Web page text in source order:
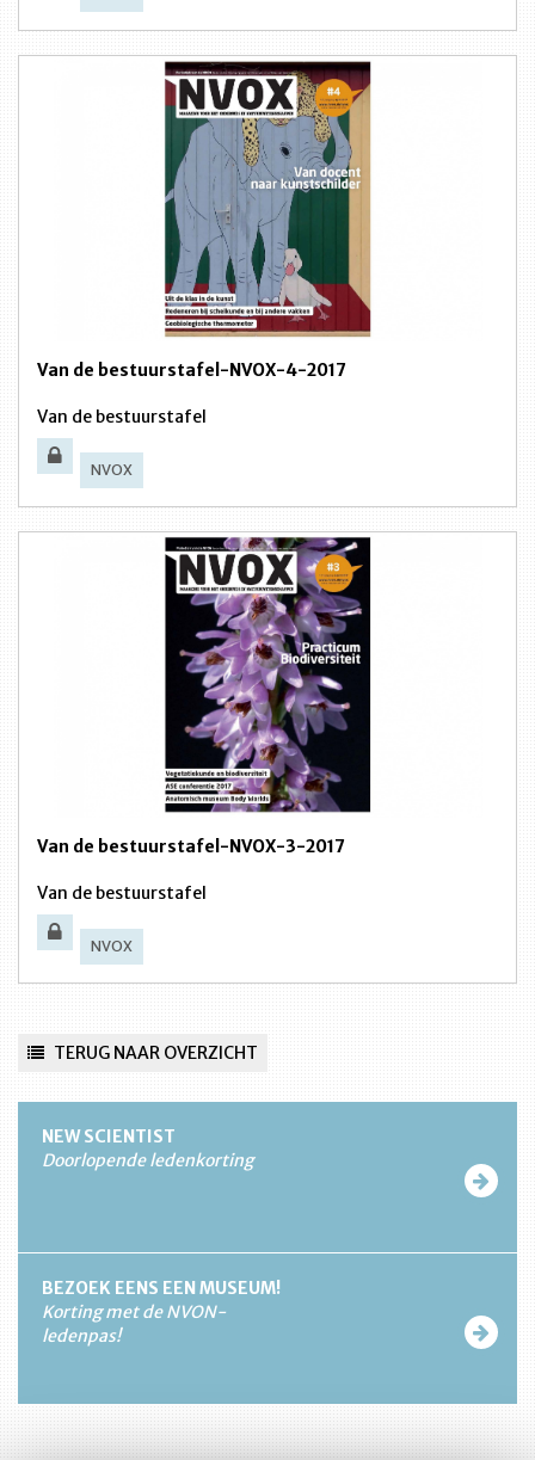
Van de bestuurstafel-NVOX-4-2017
Van de bestuurstafel
NVOX
Van de bestuurstafel-NVOX-3-2017
Van de bestuurstafel
NVOX
TERUG NAAR OVERZICHT
NEW SCIENTIST
Doorlopende ledenkorting
BEZOEK EENS EEN MUSEUM!
Korting met de NVON-
ledenpas!